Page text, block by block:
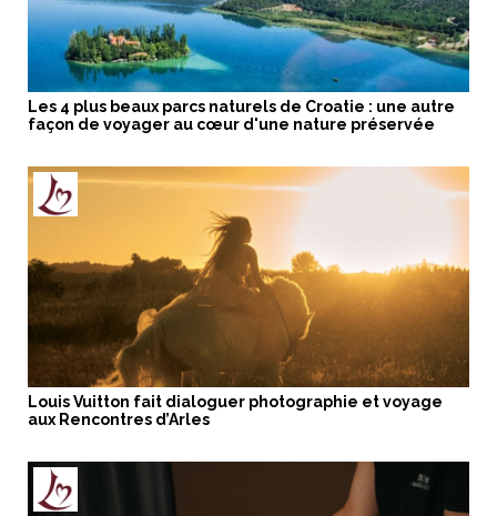
Les 4 plus beaux parcs naturels de Croatie : une autre
façon de voyager au cœur d'une nature préservée
Louis Vuitton fait dialoguer photographie et voyage
aux Rencontres d’Arles